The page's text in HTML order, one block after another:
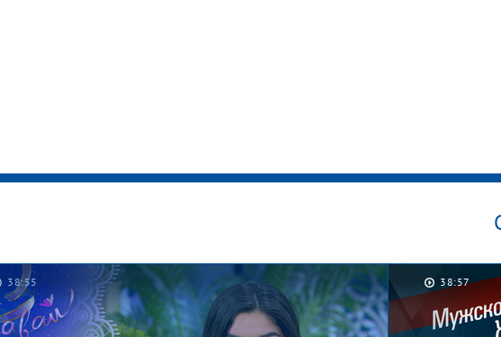
38:55 38:57